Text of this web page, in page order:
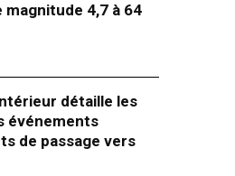
magnitude 4,7 à 64
détaille les
événements
de passage vers